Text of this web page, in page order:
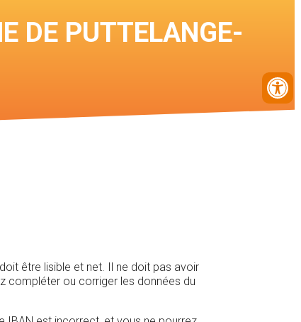
Connexion
chasseur
DE PUTTELANGE-
être lisible et net. Il ne doit pas avoir
compléter ou corriger les données du